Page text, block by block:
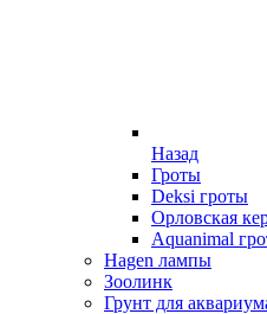
Назад
Гроты
Deksi гроты
Орловская
Aquanimal
Hagen лампы
Зоолинк
Грунт для